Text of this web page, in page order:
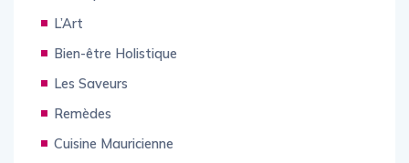
L’Art
Bien-être Holistique
Les Saveurs
Remèdes
Cuisine Mauricienne